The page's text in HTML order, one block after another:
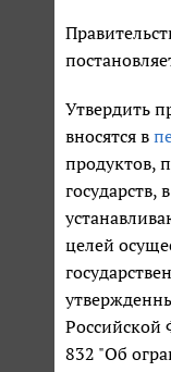
Утвердить
вносятся в
продуктов,
целей
Российской
832 "Об